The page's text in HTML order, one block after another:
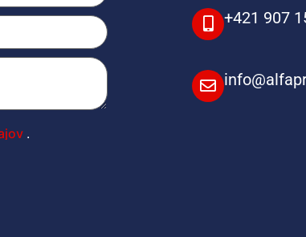
.
+421 907